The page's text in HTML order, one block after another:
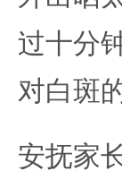
过十分
对白斑
安抚家